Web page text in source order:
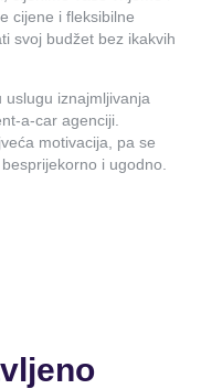
cijene i fleksibilne
svoj budžet bez ikakvih
uslugu iznajmljivanja
a-car agenciji.
motivacija, pa se
i ugodno.